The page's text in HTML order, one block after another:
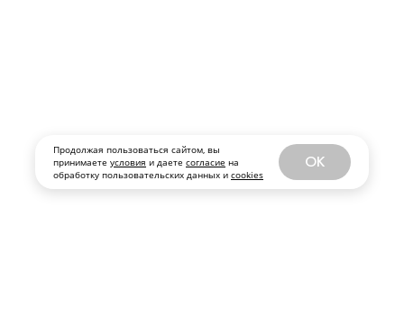
Продолжая пользоваться сайтом, вы
принимаете условия и даете согласие на
обработку пользовательских данных и cookies
OK